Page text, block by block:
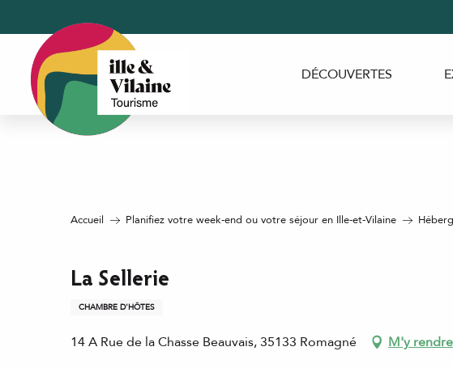
contenu
principal
DÉCOUVERTES
Accueil Planifiez votre week-end ou votre séjour en Ille-et-Vilaine
La Sellerie
CHAMBRE D'HÔTES
14 A Rue de la Chasse Beauvais, 35133 Romagné M'y rendre